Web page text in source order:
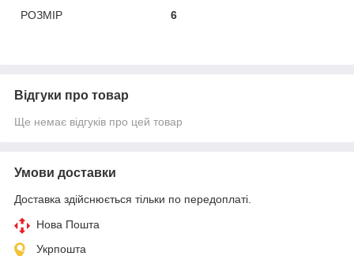
РОЗМІР
6
Відгуки про товар
Ще немає відгуків про цей товар
Умови доставки
Доставка здійснюється тільки по передоплаті.
Нова Пошта
Укрпошта